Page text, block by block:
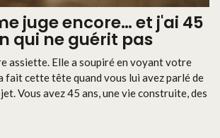
juge encore… et j'ai 45
qui ne guérit pas
assiette. Elle a soupiré en voyant votre
fait cette tête quand vous lui avez parlé de
Vous avez 45 ans, une vie construite, des